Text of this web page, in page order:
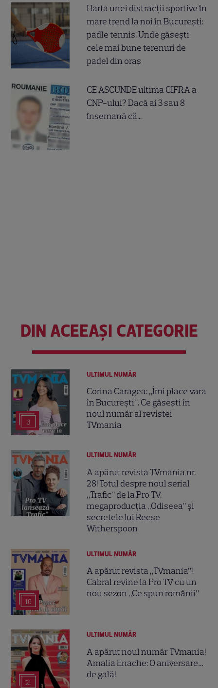
Harta unei distracții sportive în
mare trend la noi în București:
padle tennis. Unde găsești
cele mai bune terenuri de
padel din oraș
CE ASCUNDE ultima CIFRA a
CNP-ului? Dacă ai 3 sau 8
însemană că...
DIN ACEEAȘI CATEGORIE
3
ULTIMUL NUMĂR
Corina Caragea: „Îmi place vara
în București”. Ce găsești în
noul număr al revistei
TVmania
ULTIMUL NUMĂR
A apărut revista TVmania nr.
28! Totul despre noul serial
„Trafic” de la Pro TV,
megaproducția „Odiseea” și
secretele lui Reese
Witherspoon
10
ULTIMUL NUMĂR
A apărut revista „TVmania”!
Cabral revine la Pro TV cu un
nou sezon „Ce spun românii”
21
ULTIMUL NUMĂR
A apărut noul număr TVmania!
Amalia Enache: O aniversare…
de gală!